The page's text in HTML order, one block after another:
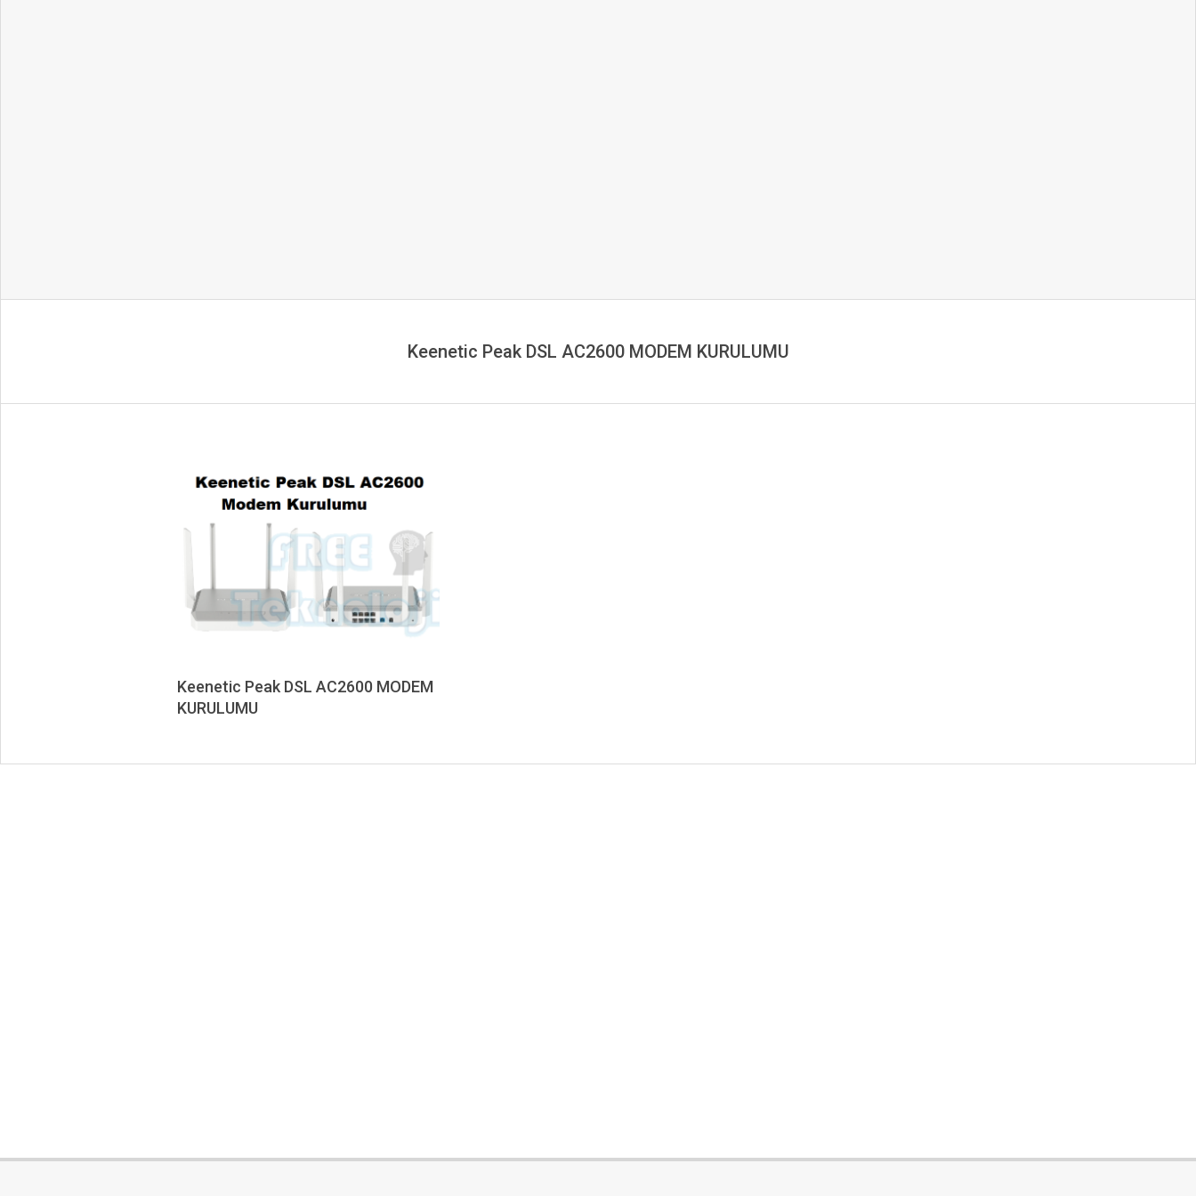
Keenetic Peak DSL AC2600 MODEM KURULUMU
Keenetic Peak DSL AC2600 MODEM
KURULUMU